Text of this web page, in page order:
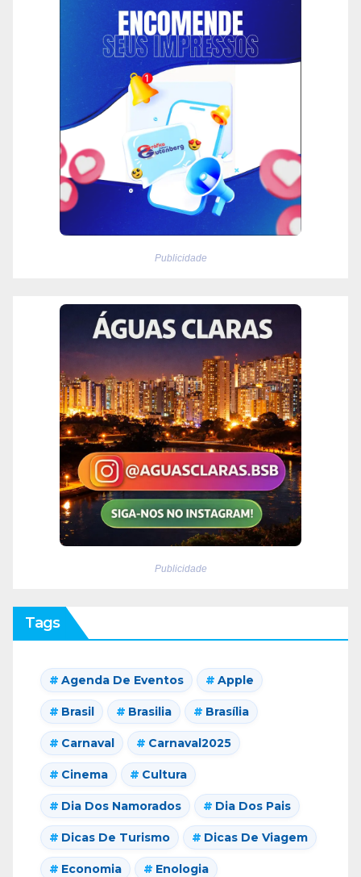
Publicidade
Publicidade
Tags
Agenda De Eventos Apple
Brasil Brasilia Brasília
Carnaval Carnaval2025
Cinema Cultura
Dia Dos Namorados Dia Dos Pais
Dicas De Turismo Dicas De Viagem
Economia Enologia